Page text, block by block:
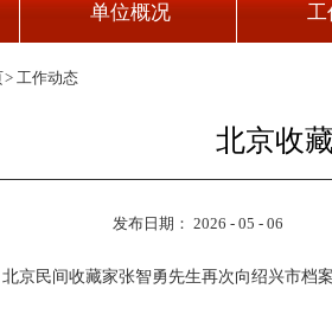
单位概况 工
> 工作动态
北京收
发布日期： 2026 - 05 - 06
京民间收藏家张智勇先生再次向绍兴市档